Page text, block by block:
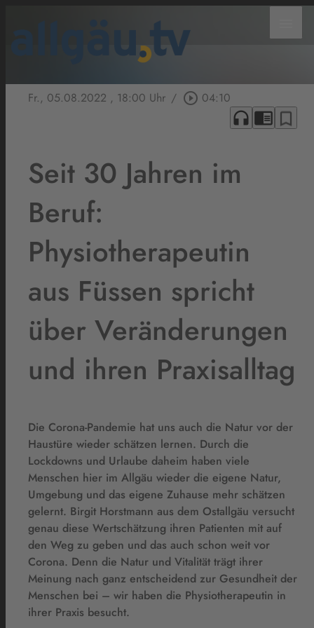
Fr., 05.08.2022 , 18:00 Uhr / play_circle_outline 04:10
headphones chrome_reader_mode bookmark_border
Seit 30 Jahren im
Beruf:
Physiotherapeutin
aus Füssen spricht
über Veränderungen
und ihren Praxisalltag
Die Corona-Pandemie hat uns auch die Natur vor der
Haustüre wieder schätzen lernen. Durch die
Lockdowns und Urlaube daheim haben viele
Menschen hier im Allgäu wieder die eigene Natur,
Umgebung und das eigene Zuhause mehr schätzen
gelernt. Birgit Horstmann aus dem Ostallgäu versucht
genau diese Wertschätzung ihren Patienten mit auf
den Weg zu geben und das auch schon weit vor
Corona. Denn die Natur und Vitalität trägt ihrer
Meinung nach ganz entscheidend zur Gesundheit der
Menschen bei – wir haben die Physiotherapeutin in
ihrer Praxis besucht.